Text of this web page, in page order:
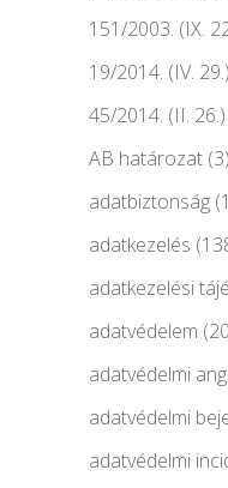
151/2003. (IX.
19/2014. (IV.
45/2014. (II.
AB határozat (3)
adatbiztonság
adatkezelés
adatkezelési
adatvédelem
adatvédelmi
adatvédelmi
adatvédelmi